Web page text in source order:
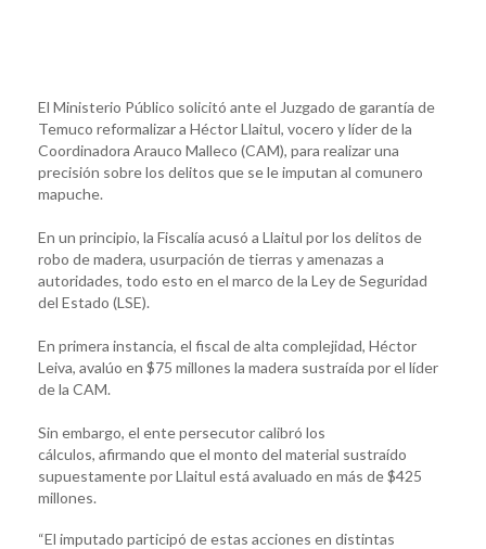
El Ministerio Público solicitó ante el Juzgado de garantía de
Temuco reformalizar a Héctor Llaitul, vocero y líder de la
Coordinadora Arauco Malleco (CAM), para realizar una
precisión sobre los delitos que se le imputan al comunero
mapuche.
En un principio, la Fiscalía acusó a Llaitul por los delitos de
robo de madera, usurpación de tierras y amenazas a
autoridades, todo esto en el marco de la Ley de Seguridad
del Estado (LSE).
En primera instancia, el fiscal de alta complejidad, Héctor
Leiva, avalúo en $75 millones la madera sustraída por el líder
de la CAM.
Sin embargo, el ente persecutor calibró los
cálculos, afirmando que el monto del material sustraído
supuestamente por Llaitul está avaluado en más de $425
millones.
“El imputado participó de estas acciones en distintas